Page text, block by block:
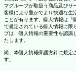
マグループが取扱う商品及びサ
客様により豊かでより快適な生
ことが有ります。個人情報は「
で規定されている個人情報に限
プは、個人情報の重要性を認識
たします。
尚、本個人情報保護方針に規定
す。